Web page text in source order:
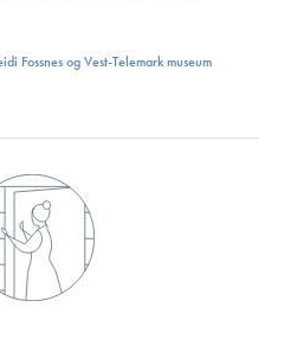
Fossnes og Vest-Telemark museum